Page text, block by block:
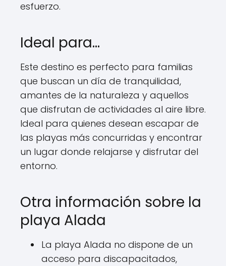
esfuerzo.
Ideal para…
Este destino es perfecto para familias
que buscan un día de tranquilidad,
amantes de la naturaleza y aquellos
que disfrutan de actividades al aire libre.
Ideal para quienes desean escapar de
las playas más concurridas y encontrar
un lugar donde relajarse y disfrutar del
entorno.
Otra información sobre la
playa Alada
La playa Alada no dispone de un
acceso para discapacitados,